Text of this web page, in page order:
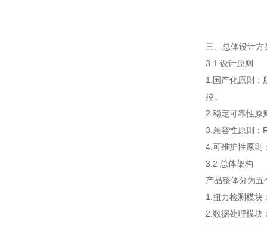
三、总体设计方
3.1 设计原则
1.国产化原则：
控。
2.稳定可靠性原
3.兼容性原则：
4.可维护性原则
3.2 总体架构
产品整体分为
1.扭力检测模块
2.数据处理模块